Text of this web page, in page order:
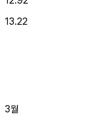
13.22
3월